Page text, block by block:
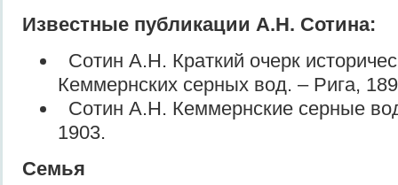
Известные публикации А.Н. Сотина:
Сотин А.Н. Краткий очерк
Кеммернских серных вод. – Рига,
Сотин А.Н. Кеммернские серные
1903.
Семья